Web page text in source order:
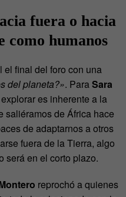
fuera o hacia
humanos
final del foro con una
del planeta?». ParaSara
es inherente a la
saliéramos de África hace
de adaptarnos a otros
fuera de la Tierra, algo
será en el corto plazo.
reprochó a quienes